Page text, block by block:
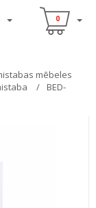
0
mēbeles
BED-